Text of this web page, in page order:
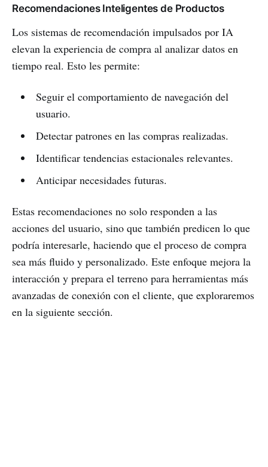
Recomendaciones Inteligentes de Productos
Los sistemas de recomendación impulsados por IA
elevan la experiencia de compra al analizar datos en
tiempo real. Esto les permite:
Seguir el comportamiento de navegación del
usuario.
Detectar patrones en las compras realizadas.
Identificar tendencias estacionales relevantes.
Anticipar necesidades futuras.
Estas recomendaciones no solo responden a las
acciones del usuario, sino que también predicen lo que
podría interesarle, haciendo que el proceso de compra
sea más fluido y personalizado. Este enfoque mejora la
interacción y prepara el terreno para herramientas más
avanzadas de conexión con el cliente, que exploraremos
en la siguiente sección.